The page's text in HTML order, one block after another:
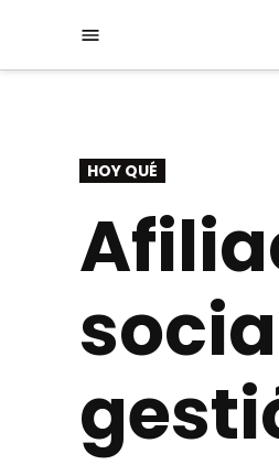
Menú
PUBLICADO
EN
HOY QUÉ